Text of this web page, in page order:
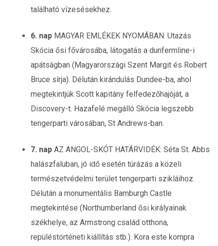
található vízesésekhez.
6. nap MAGYAR EMLÉKEK NYOMÁBAN: Utazás
Skócia ősi fővárosába, látogatás a dunfermline-i
apátságban (Magyarországi Szent Margit és Robert
Bruce sírja). Délután kirándulás Dundee-ba, ahol
megtekintjük Scott kapitány felfedezőhajóját, a
Discovery-t. Hazafelé megálló Skócia legszebb
tengerparti városában, St Andrews-ban.
7. nap AZ ANGOL-SKÓT HATÁRVIDÉK: Séta St. Abbs
halászfaluban, jó idő esetén túrázás a közeli
természetvédelmi terület tengerparti szikláihoz.
Délután a monumentális Bamburgh Castle
megtekintése (Northumberland ősi királyainak
székhelye, az Armstrong család otthona,
repüléstörténeti kiállítás stb.). Kora este kompra